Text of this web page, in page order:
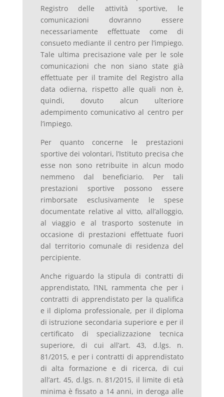
Registro delle attività sportive, le
comunicazioni dovranno essere
necessariamente effettuate come di
consueto mediante il centro per l’impiego.
Tale ultima precisazione vale per le sole
comunicazioni che non siano state già
effettuate per il tramite del Registro alla
data odierna, rispetto alle quali non è,
quindi, dovuto alcun ulteriore
adempimento comunicativo al centro per
l’impiego.
Per quanto concerne le prestazioni
sportive dei volontari, l’Istituto precisa che
esse non sono retribuite in alcun modo
nemmeno dal beneficiario. Per tali
prestazioni sportive possono essere
rimborsate esclusivamente le spese
documentate relative al vitto, all’alloggio,
al viaggio e al trasporto sostenute in
occasione di prestazioni effettuate fuori
dal territorio comunale di residenza del
percipiente.
Anche riguardo la stipula di contratti di
apprendistato, l’INL rammenta che per i
contratti di apprendistato per la qualifica
e il diploma professionale, per il diploma
di istruzione secondaria superiore e per il
certificato di specializzazione tecnica
superiore, di cui all’art. 43, d.lgs. n.
81/2015, e per i contratti di apprendistato
di alta formazione e di ricerca, di cui
all’art. 45, d.lgs. n. 81/2015, il limite di età
minima è fissato a 14 anni, in deroga alle